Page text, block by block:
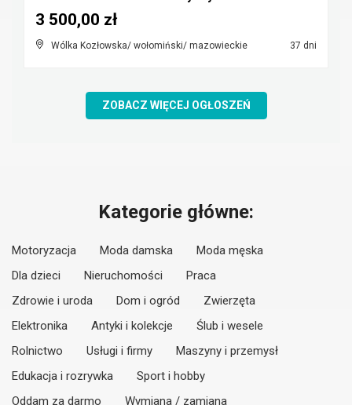
Wólka Kozłowska/ wołomiński/ mazowieckie 37 dni
3 500,00 zł
ZOBACZ WIĘCEJ OGŁOSZEŃ
Kategorie główne:
Motoryzacja Moda damska
Moda męska
Dla dzieci
Nieruchomości
Praca
Zdrowie i uroda
Dom i ogród
Zwierzęta
Elektronika
Antyki i kolekcje
Ślub i wesele
Rolnictwo
Usługi i firmy
Maszyny i przemysł
Edukacja i rozrywka
Sport i hobby
Oddam za darmo
Wymiana / zamiana